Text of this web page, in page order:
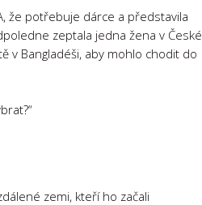
že potřebuje dárce a představila
zeptala jedna žena v České
v Bangladéši, aby mohlo chodit do
zemi, kteří ho začali